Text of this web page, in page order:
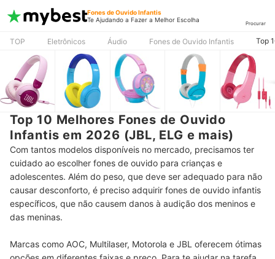
Fones de Ouvido Infantis
Te Ajudando a Fazer a Melhor Escolha
Procurar
TOP Eletrônicos Áudio Fones de Ouvido Infantis Top
Top 10 Melhores Fones de Ouvido
Infantis em 2026 (JBL, ELG e mais)
Com tantos modelos disponíveis no mercado, precisamos ter
cuidado ao escolher fones de ouvido para crianças e
adolescentes. Além do peso, que deve ser adequado para não
causar desconforto, é preciso adquirir fones de ouvido infantis
específicos, que não causem danos à audição dos meninos e
das meninas.
Marcas como AOC, Multilaser, Motorola e JBL oferecem ótimas